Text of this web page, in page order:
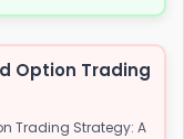
Option Trading
Trading Strategy: A